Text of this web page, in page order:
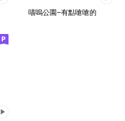
喵嗚公園−有點嗆嗆的